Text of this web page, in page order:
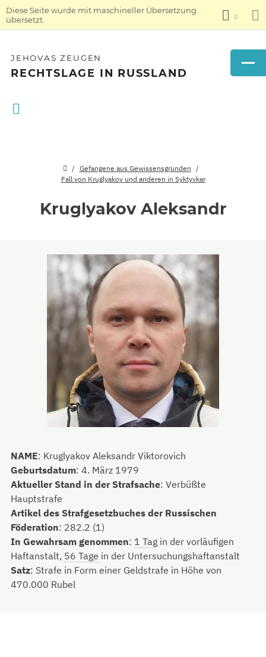
Diese Seite wurde mit maschineller Übersetzung
übersetzt.
JEHOVAS ZEUGEN
RECHTSLAGE IN RUSSLAND
Gefangene aus Gewissensgründen
Fall von Kruglyakov und anderen in Syktyvkar
Kruglyakov Aleksandr
NAME: Kruglyakov Aleksandr Viktorovich
Geburtsdatum: 4. März 1979
Aktueller Stand in der Strafsache: Verbüßte
Hauptstrafe
Artikel des Strafgesetzbuches der Russischen
Föderation: 282.2 (1)
In Gewahrsam genommen: 1 Tag in der vorläufigen
Haftanstalt, 56 Tage in der Untersuchungshaftanstalt
Satz: Strafe in Form einer Geldstrafe in Höhe von
470.000 Rubel